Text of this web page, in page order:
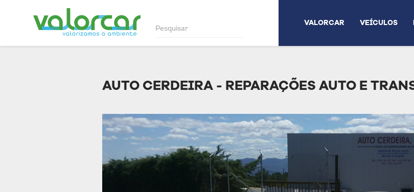
VALORCAR VEÍCULOS
AUTO CERDEIRA - REPARAÇÕES AUTO E